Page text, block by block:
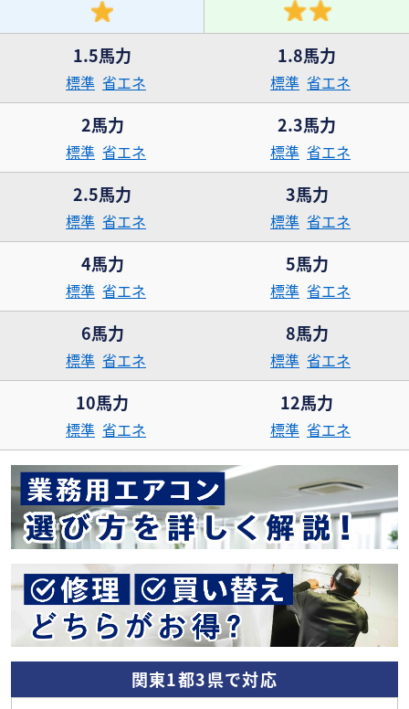
1.5馬力
標準 省エネ
1.8馬力
標準 省エネ
2馬力
標準 省エネ
2.3馬力
標準 省エネ
2.5馬力
標準 省エネ
3馬力
標準 省エネ
4馬力
標準 省エネ
5馬力
標準 省エネ
6馬力
標準 省エネ
8馬力
標準 省エネ
10馬力
標準 省エネ
12馬力
標準 省エネ
関東1都3県で対応